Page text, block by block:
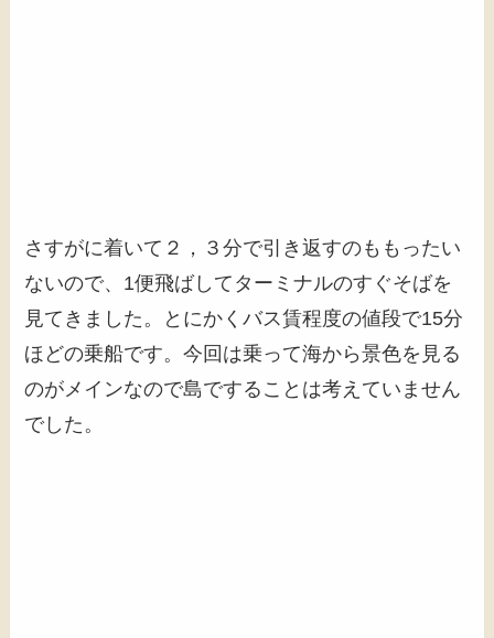
さすがに着いて２，３分で引き返すのももったい
ないので、1便飛ばしてターミナルのすぐそばを
見てきました。とにかくバス賃程度の値段で15分
ほどの乗船です。今回は乗って海から景色を見る
のがメインなので島ですることは考えていません
でした。